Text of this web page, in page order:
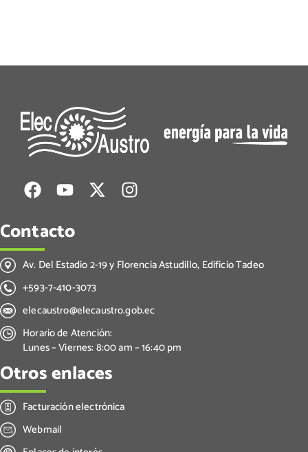
Contacto
Av. Del Estadio 2-19 y Florencia Astudillo, Edificio Tadeo
+593-7-410-3073
elecaustro@elecaustro.gob.ec
Horario de Atención:
Lunes – Viernes: 8:00 am – 16:40 pm
Otros enlaces
Facturación electrónica
Webmail